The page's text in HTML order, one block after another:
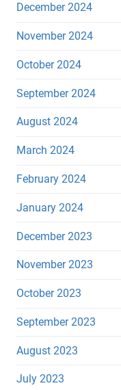
December 2024
November 2024
October 2024
September 2024
August 2024
March 2024
February 2024
January 2024
December 2023
November 2023
October 2023
September 2023
August 2023
July 2023